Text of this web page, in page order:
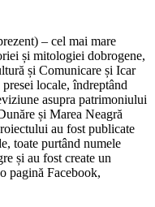
– cel mai mare
și mitologiei dobrogene,
și Comunicare și Icar
locale, îndreptând
asupra patrimoniului
și Marea Neagră
au fost publicate
toate purtând numele
și au fost create un
pagină Facebook,